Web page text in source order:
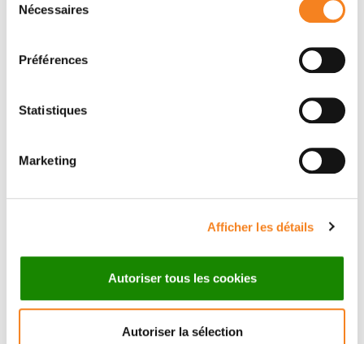
Nécessaires
Préférences
Statistiques
Marketing
Afficher les détails
Autoriser tous les cookies
Autoriser la sélection
Firstname
Email *